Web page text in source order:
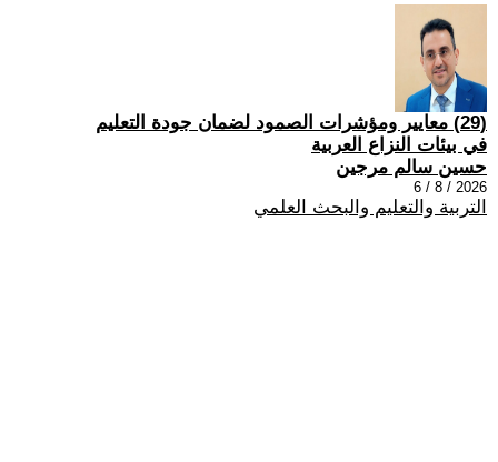
(29) معايير ومؤشرات الصمود لضمان جودة التعليم
في بيئات النزاع العربية
حسين سالم مرجين
2026 / 8 / 6
التربية والتعليم والبحث العلمي